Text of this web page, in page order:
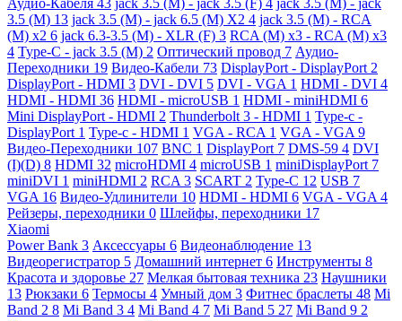
3.5 (M) 13 jack 3.5 (M) - jack 6.5 (M) X2 4 jack 3.5 (M) - RCA
(M) x2 6 jack 6.3-3.5 (M) - XLR (F) 3 RCA (M) x3 - RCA (M) x3
4 Type-C - jack 3.5 (M) 2 Оптический провод 7 Аудио-
Переходники 19 Видео-Кабели 73 DisplayPort - DisplayPort 2
DisplayPort - HDMI 3 DVI - DVI 5 DVI - VGA 1 HDMI - DVI 4
HDMI - HDMI 36 HDMI - microUSB 1 HDMI - miniHDMI 6
Mini DisplayPort - HDMI 2 Thunderbolt 3 - HDMI 1 Type-c -
DisplayPort 1 Type-c - HDMI 1 VGA - RCA 1 VGA - VGA 9
Видео-Переходники 107 BNC 1 DisplayPort 7 DMS-59 4 DVI
(I)(D) 8 HDMI 32 microHDMI 4 microUSB 1 miniDisplayPort 7
miniDVI 1 miniHDMI 2 RCA 3 SCART 2 Type-C 12 USB 7
VGA 16 Видео-Удлинители 10 HDMI - HDMI 6 VGA - VGA 4
Рейзеры, переходники 0 Шлейфы, переходники 17
Xiaomi
Power Bank 3 Аксессуары 6 Видеонаблюдение 13
Видеорегистратор 5 Домашний интернет 6 Инструменты 8
Красота и здоровье 27 Мелкая бытовая техника 23 Наушники
13 Рюкзаки 6 Термосы 4 Умный дом 3 Фитнес браслеты 48 Mi
Band 2 8 Mi Band 3 4 Mi Band 4 7 Mi Band 5 27 Mi Band 9 2